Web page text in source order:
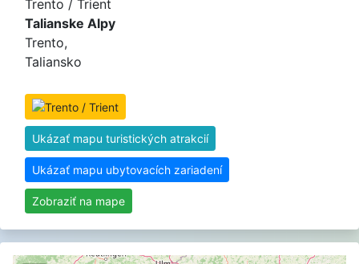
Trento / Trient
Talianske Alpy
Trento,
Taliansko
Ukázať mapu turistických atrakcií
Ukázať mapu ubytovacích zariadení
Zobraziť na mape